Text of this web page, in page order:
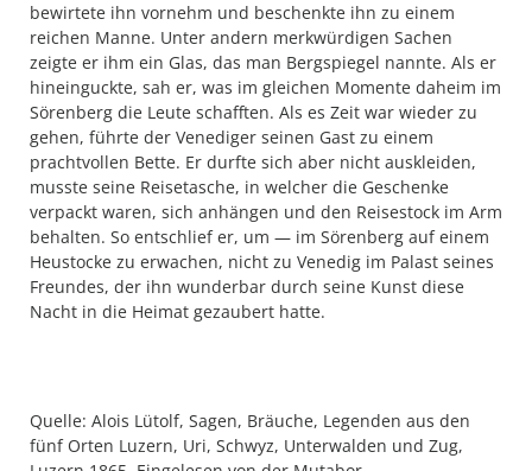
bewirtete ihn vornehm und beschenkte ihn zu einem
reichen Manne. Unter andern merkwürdigen Sachen
zeigte er ihm ein Glas, das man Bergspiegel nannte. Als er
hineinguckte, sah er, was im gleichen Momente daheim im
Sörenberg die Leute schafften. Als es Zeit war wieder zu
gehen, führte der Venediger seinen Gast zu einem
prachtvollen Bette. Er durfte sich aber nicht auskleiden,
musste seine Reisetasche, in welcher die Geschenke
verpackt waren, sich anhängen und den Reisestock im Arm
behalten. So entschlief er, um — im Sörenberg auf einem
Heustocke zu erwachen, nicht zu Venedig im Palast seines
Freundes, der ihn wunderbar durch seine Kunst diese
Nacht in die Heimat gezaubert hatte.
Quelle: Alois Lütolf, Sagen, Bräuche, Legenden aus den
fünf Orten Luzern, Uri, Schwyz, Unterwalden und Zug,